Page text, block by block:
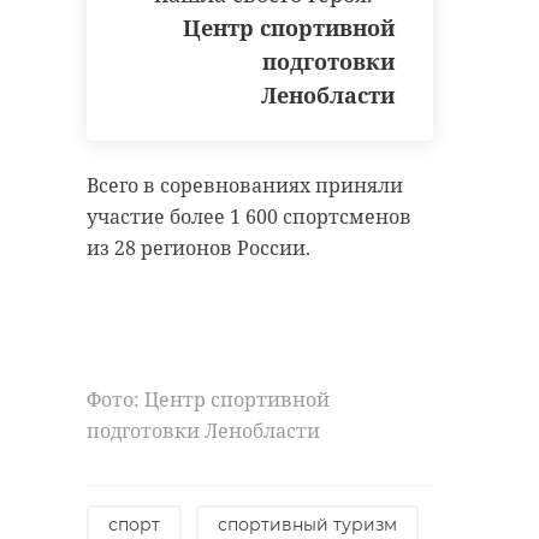
Центр спортивной
подготовки
Ленобласти
Всего в соревнованиях приняли
участие более 1 600 спортсменов
из 28 регионов России.
Фото: Центр спортивной
подготовки Ленобласти
спорт спортивный туризм
будут задействованы 392 машины.
Все необходимые компоненты для
посыпки дорог распределены на
Фото: 47channel
Поделиться статьей:
безопасности страны и
боеготовности вооруженных сил.
В ходе обсуждения также
января 2024 года до 20 135 рублей.
Прожиточный минимум составит
при этом порядка 16 тысяч